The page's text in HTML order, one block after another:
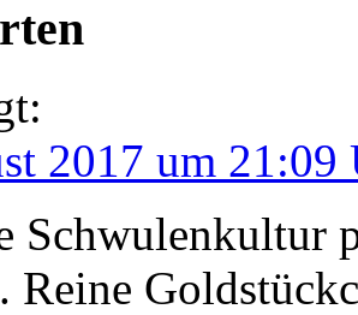
2017 um 21:09
Schwulenkultur
Reine